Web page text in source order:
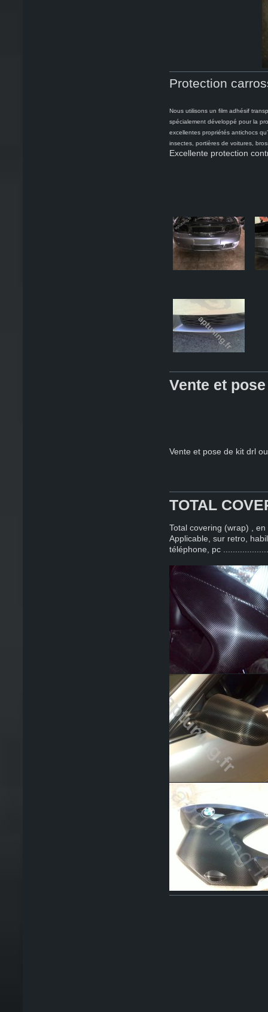
Protection
Nous utilisons un film adhésif
spécialement développé pour la
excellentes propriétés antichocs
insectes, portières de voitures,
Excellente protection
Vente et
Vente et pose de kit drl
TOTAL
Total covering (wrap) ,
Applicable, sur retro,
téléphone, pc